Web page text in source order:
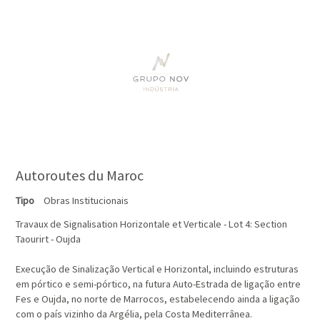
Autoroutes du Maroc
Tipo
Obras Institucionais
Travaux de Signalisation Horizontale et Verticale - Lot 4: Section
Taourirt - Oujda
Execução de Sinalização Vertical e Horizontal, incluindo estruturas
em pórtico e semi-pórtico, na futura Auto-Estrada de ligação entre
Fes e Oujda, no norte de Marrocos, estabelecendo ainda a ligação
com o país vizinho da Argélia, pela Costa Mediterrânea.